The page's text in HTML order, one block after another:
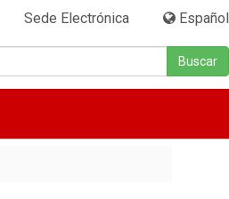
Sede Electrónica Español
Buscar